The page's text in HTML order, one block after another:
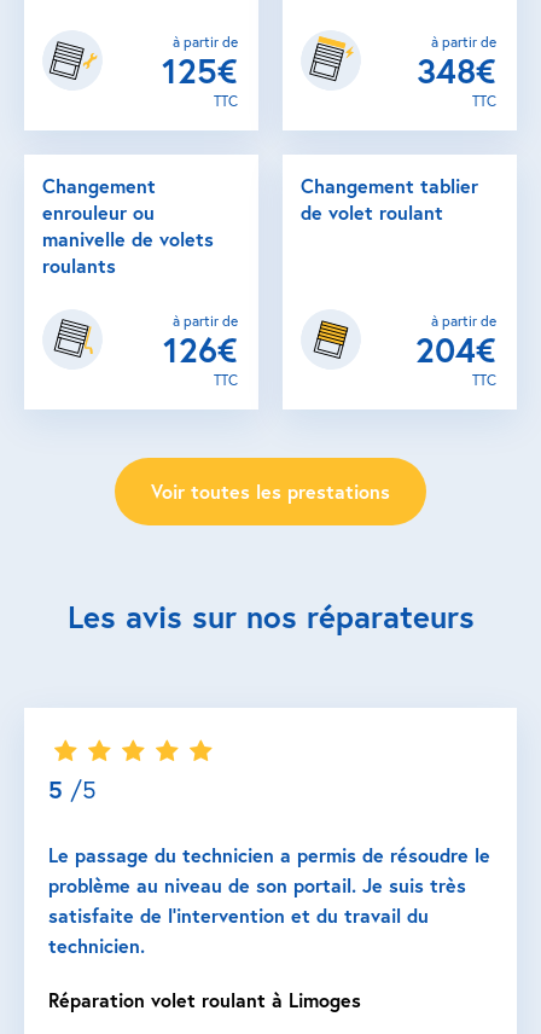
à partir de
125€
TTC
à partir de
348€
TTC
Changement
enrouleur ou
manivelle de volets
roulants
à partir de
126€
TTC
Changement tablier
de volet roulant
à partir de
204€
TTC
Voir toutes les prestations
Les avis sur nos réparateurs
5 /5
Le passage du technicien a permis de résoudre le
problème au niveau de son portail. Je suis très
satisfaite de l’intervention et du travail du
technicien.
Réparation volet roulant à Limoges